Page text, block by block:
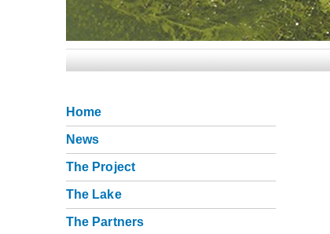
Home
News
The Project
The Lake
The Partners